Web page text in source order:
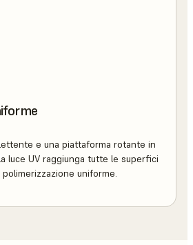
e una piattaforma rotante in
luce UV raggiunga tutte le superfici
uniforme.